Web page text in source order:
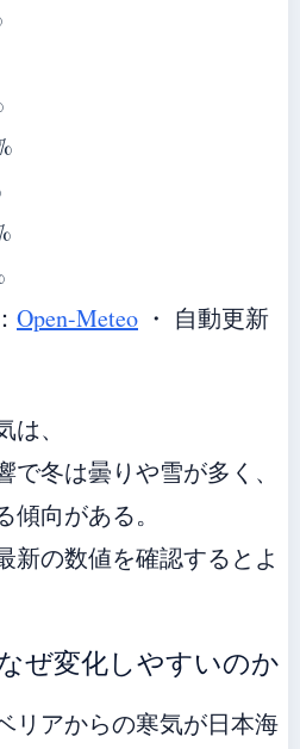
Open-Meteo ・ 自動更新
、
で冬は曇りや雪が多く、
向がある。
新の数値を確認するとよ
ぜ変化しやすいのか
リアからの寒気が日本海